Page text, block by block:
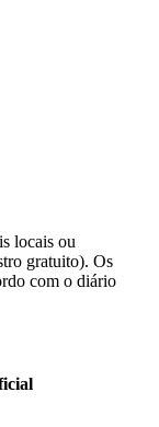
locais ou
gratuito). Os
com o diário